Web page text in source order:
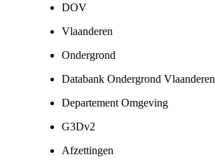
DOV
Vlaanderen
Ondergrond
Databank Ondergrond Vlaanderen
Departement Omgeving
G3Dv2
Afzettingen